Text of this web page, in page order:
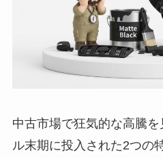
中古市場で狂気的な高騰
ル末期に投入された2つの